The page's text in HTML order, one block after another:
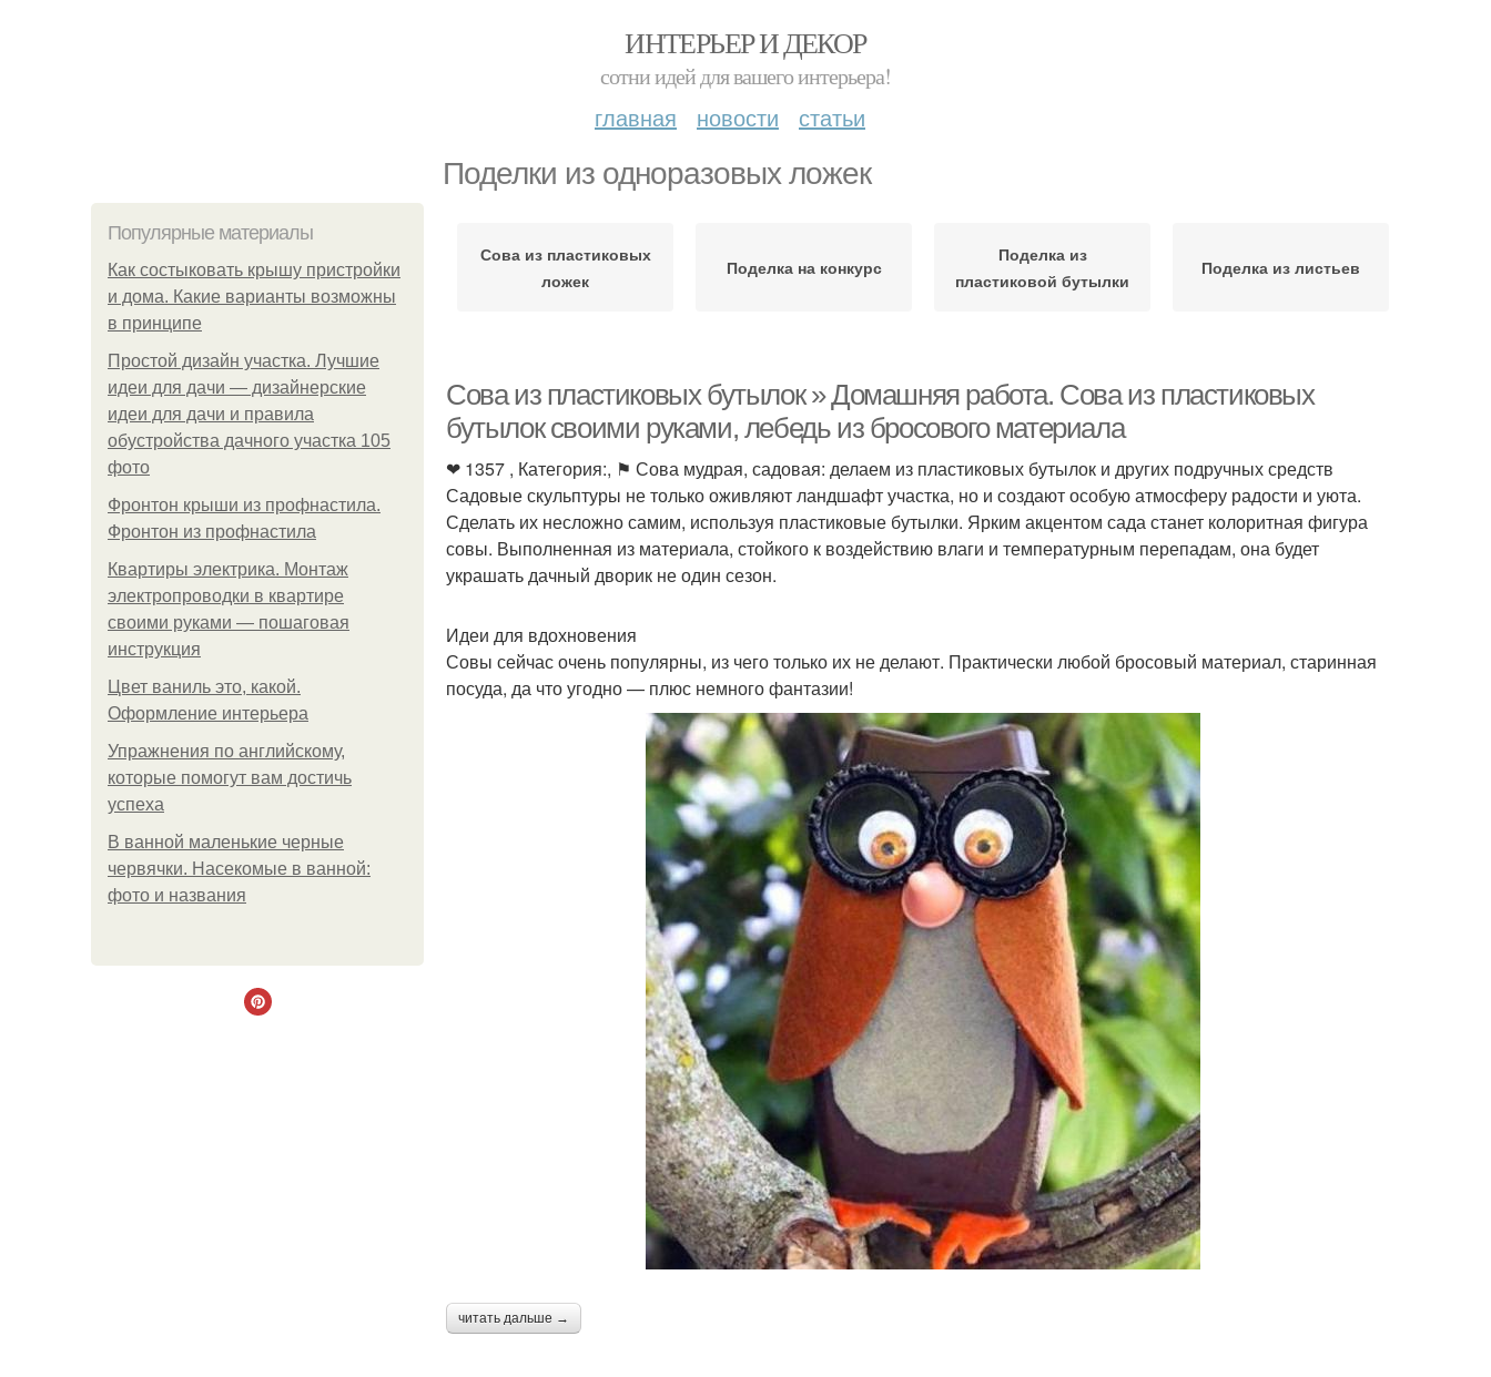
ИНТЕРЬЕР И ДЕКОР
сотни идей для вашего интерьера!
главная новости статьи
Поделки из одноразовых ложек
Популярные материалы
Как состыковать крышу пристройки
и дома. Какие варианты возможны
в принципе
Простой дизайн участка. Лучшие
идеи для дачи — дизайнерские
идеи для дачи и правила
обустройства дачного участка 105
фото
Фронтон крыши из профнастила.
Фронтон из профнастила
Квартиры электрика. Монтаж
электропроводки в квартире
своими руками — пошаговая
инструкция
Цвет ваниль это, какой.
Оформление интерьера
Упражнения по английскому,
которые помогут вам достичь
успеха
В ванной маленькие черные
червячки. Насекомые в ванной:
фото и названия
Сова из пластиковых
ложек
Поделка на конкурс
Поделка из
пластиковой бутылки
Поделка из листьев
Сова из пластиковых бутылок » Домашняя работа. Сова из пластиковых
бутылок своими руками, лебедь из бросового материала
❤ 1357 , Категория:, ⚑ Сова мудрая, садовая: делаем из пластиковых бутылок и других подручных средств
Садовые скульптуры не только оживляют ландшафт участка, но и создают особую атмосферу радости и уюта.
Сделать их несложно самим, используя пластиковые бутылки. Ярким акцентом сада станет колоритная фигура
совы. Выполненная из материала, стойкого к воздействию влаги и температурным перепадам, она будет
украшать дачный дворик не один сезон.
Идеи для вдохновения
Совы сейчас очень популярны, из чего только их не делают. Практически любой бросовый материал, старинная
посуда, да что угодно — плюс немного фантазии!
читать дальше →